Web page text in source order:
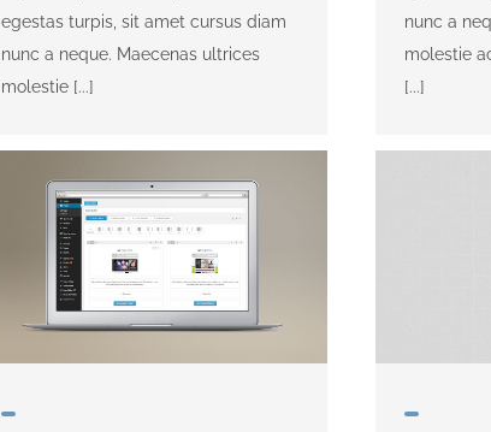
egestas turpis, sit amet cursus diam
nunc a neque. Maecenas ultrices
molestie [...]
nunc a
molestie
[...]